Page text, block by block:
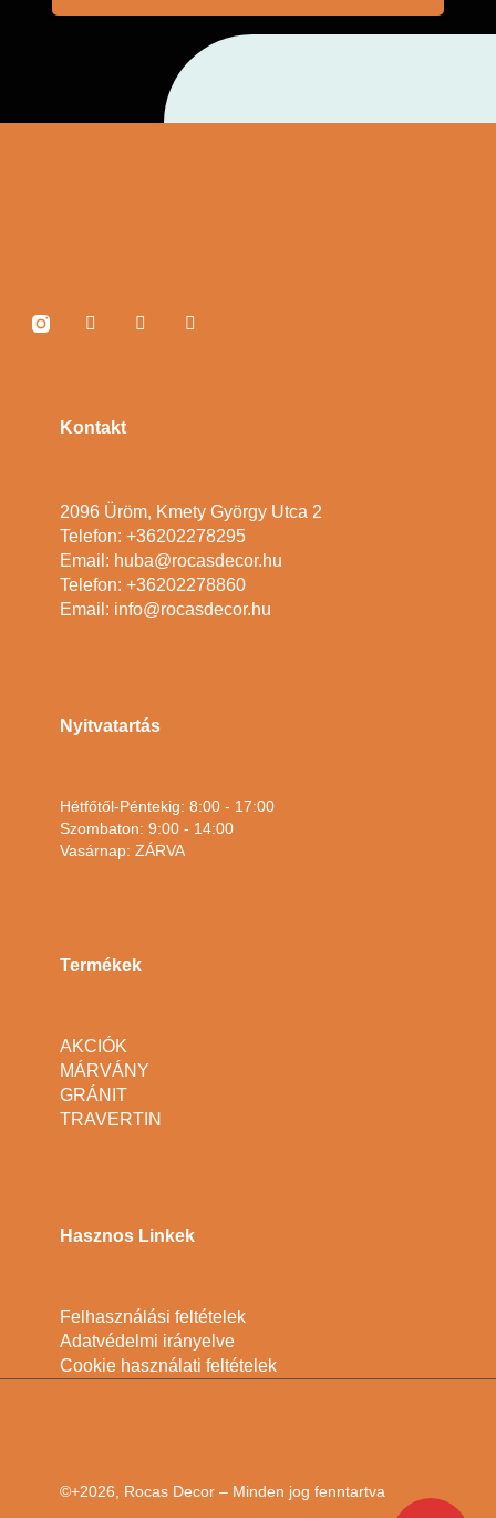
Kontakt
2096 Üröm, Kmety György Utca 2
Telefon: +36202278295
Email: huba@rocasdecor.hu
Telefon: +36202278860
Email: info@rocasdecor.hu
Nyitvatartás
Hétfőtől-Péntekig: 8:00 - 17:00
Szombaton: 9:00 - 14:00
Vasárnap: ZÁRVA
Termékek
AKCIÓK
MÁRVÁNY
GRÁNIT
TRAVERTIN
Hasznos Linkek
Felhasználási feltételek
Adatvédelmi irányelve
Cookie használati feltételek
©+2026, Rocas Decor – Minden jog fenntartva